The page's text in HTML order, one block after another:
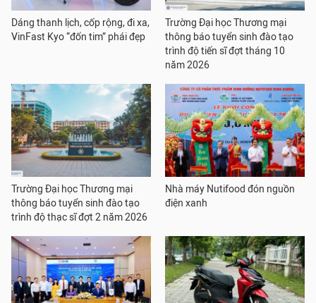
Dáng thanh lịch, cốp rộng, đi xa,
VinFast Kyo “đốn tim” phái đẹp
Trường Đại học Thương mại
thông báo tuyển sinh đào tạo
trình độ tiến sĩ đợt tháng 10
năm 2026
Trường Đại học Thương mại
thông báo tuyển sinh đào tạo
trình độ thạc sĩ đợt 2 năm 2026
Nhà máy Nutifood đón nguồn
điện xanh